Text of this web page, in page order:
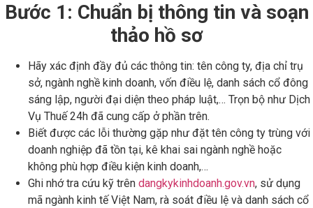
Bước 1: Chuẩn bị thông tin và soạn
thảo hồ sơ
Hãy xác định đầy đủ các thông tin: tên công ty, địa chỉ trụ
sở, ngành nghề kinh doanh, vốn điều lệ, danh sách cổ đông
sáng lập, người đại diện theo pháp luật,… Trọn bộ như Dịch
Vụ Thuế 24h đã cung cấp ở phần trên.
Biết được các lỗi thường gặp như đặt tên công ty trùng với
doanh nghiệp đã tồn tại, kê khai sai ngành nghề hoặc
không phù hợp điều kiện kinh doanh,…
Ghi nhớ tra cứu kỹ trên dangkykinhdoanh.gov.vn, sử dụng
mã ngành kinh tế Việt Nam, rà soát điều lệ và danh sách cổ